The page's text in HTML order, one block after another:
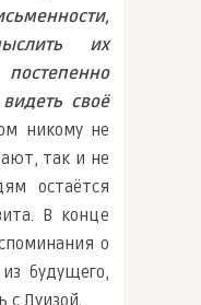
их
своё
никому не
так и не
остаётся
В конце
о
будущего,